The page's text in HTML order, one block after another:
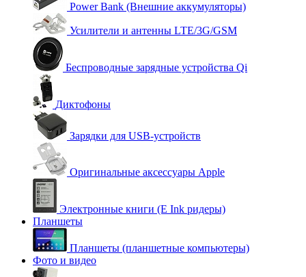
Power Bank (Внешние аккумуляторы)
Усилители и антенны LTE/3G/GSM
Беспроводные зарядные устройства Qi
Диктофоны
Зарядки для USB-устройств
Оригинальные аксессуары Apple
Электронные книги (E Ink ридеры)
Планшеты
Планшеты (планшетные компьютеры)
Фото и видео